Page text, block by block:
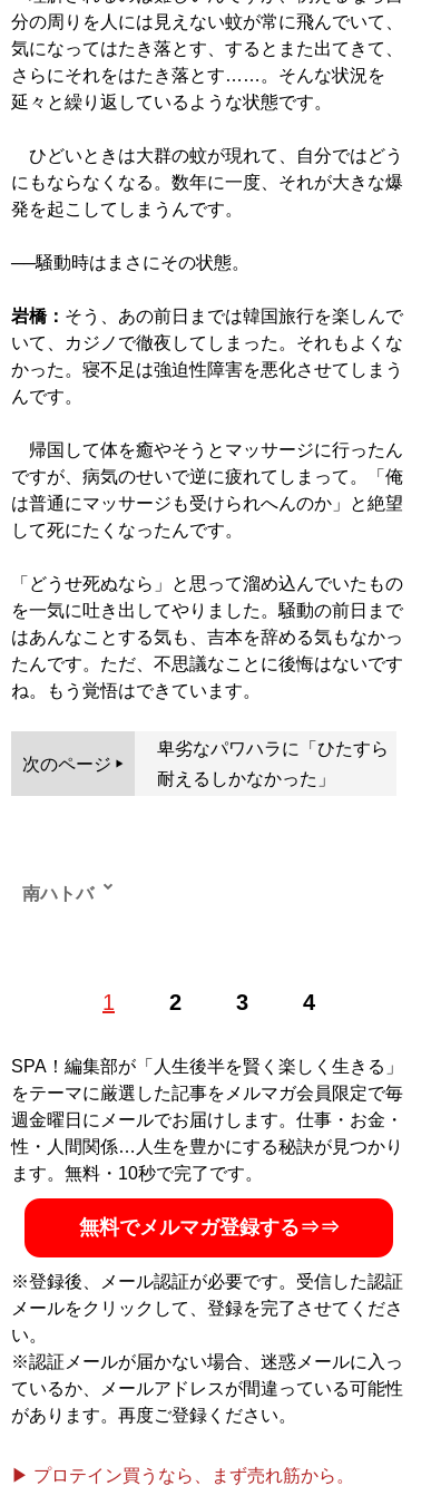
分の周りを人には見えない蚊が常に飛んでいて、
気になってはたき落とす、するとまた出てきて、
さらにそれをはたき落とす……。そんな状況を
延々と繰り返しているような状態です。
ひどいときは大群の蚊が現れて、自分ではどう
にもならなくなる。数年に一度、それが大きな爆
発を起こしてしまうんです。
──騒動時はまさにその状態。
岩橋： そう、あの前日までは韓国旅行を楽しんで
いて、カジノで徹夜してしまった。それもよくな
かった。寝不足は強迫性障害を悪化させてしまう
んです。
帰国して体を癒やそうとマッサージに行ったん
ですが、病気のせいで逆に疲れてしまって。「俺
は普通にマッサージも受けられへんのか」と絶望
して死にたくなったんです。
「どうせ死ぬなら」と思って溜め込んでいたもの
を一気に吐き出してやりました。騒動の前日まで
はあんなことする気も、吉本を辞める気もなかっ
たんです。ただ、不思議なことに後悔はないです
ね。もう覚悟はできています。
次のページ
卑劣なパワハラに「ひたすら
耐えるしかなかった」
1 2 3 4
南ハトバ
SPA！編集部が「人生後半を賢く楽しく生きる」
をテーマに厳選した記事をメルマガ会員限定で毎
週金曜日にメールでお届けします。仕事・お金・
性・人間関係…人生を豊かにする秘訣が見つかり
ます。無料・10秒で完了です。
無料でメルマガ登録する⇒⇒
※登録後、メール認証が必要です。受信した認証
メールをクリックして、登録を完了させてくださ
い。
※認証メールが届かない場合、迷惑メールに入っ
ているか、メールアドレスが間違っている可能性
があります。再度ご登録ください。
▶ プロテイン買うなら、まず売れ筋から。